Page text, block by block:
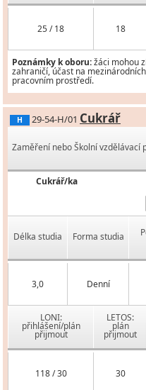
25 / 18 18
Poznámky k oboru:žáci mohou
zahraničí, účast na
pracovním prostředí.
H 29-54-H/01 Cukrář
Zaměření nebo Školní vzdělávací
Cukrář/ka
Délka studia Forma studia
3,0 Denní
LONI:
přihlášení/plán
přijmout
LETOS:
plán
přijmout
118 / 30 30